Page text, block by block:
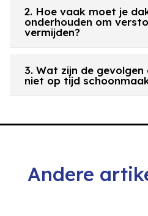
2. Hoe vaak moet je
onderhouden om
vermijden?
3. Wat zijn de
niet op tijd
Andere